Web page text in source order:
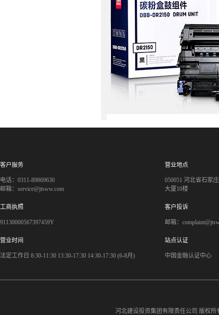
客户服务
电话：0311-89869630
邮箱：service@jtsww.com
营业地点
050051 河北省石家
大厦10楼
工商执照
91130000567397459Y
客户投诉
邮箱：
营业时间
法定工作日 8:30-11:30 13:30-17:30 14:30-17:30 (6-8月)
站点认证
中国金融认证中心
河北建设投资集团有限责任公司 版权所